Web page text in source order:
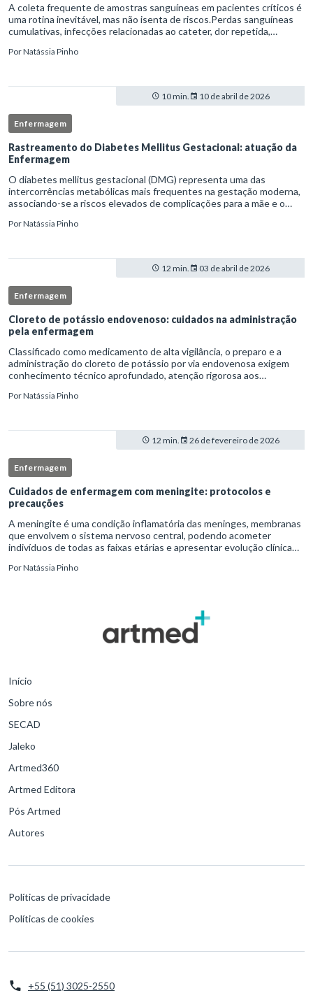
A coleta frequente de amostras sanguíneas em pacientes críticos é
uma rotina inevitável, mas não isenta de riscos.Perdas sanguíneas
cumulativas, infecções relacionadas ao cateter, dor repetida,
PorNatássia Pinho
10 min. 10 de abril de 2026
Enfermagem
Rastreamento do Diabetes Mellitus Gestacional: atuação da
Enfermagem
O diabetes mellitus gestacional (DMG) representa uma das
intercorrências metabólicas mais frequentes na gestação moderna,
associando-se a riscos elevados de complicações para a mãe e o
enferm
PorNatássia Pinho
12 min. 03 de abril de 2026
Enfermagem
Cloreto de potássio endovenoso: cuidados na administração
pela enfermagem
Classificado como medicamento de alta vigilância, o preparo e a
administração do cloreto de potássio por via endovenosa exigem
conhecimento técnico aprofundado, atenção rigorosa aos
enfermag
PorNatássia Pinho
12 min. 26 de fevereiro de 2026
Enfermagem
Cuidados de enfermagem com meningite: protocolos e
precauções
A meningite é uma condição inflamatória das meninges, membranas
que envolvem o sistema nervoso central, podendo acometer
indivíduos de todas as faixas etárias e apresentar evolução clínica
PorNatássia Pinho
Início
Sobre nós
SECAD
Jaleko
Artmed360
Artmed Editora
Pós Artmed
Autores
Políticas de privacidade
Políticas de cookies
+55 (51) 3025-2550